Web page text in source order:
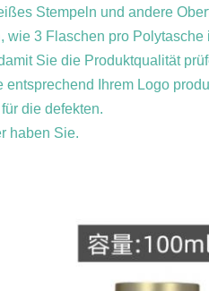
Stempeln und andere
wie 3 Flaschen pro Polytasche
Sie die Produktqualität
Ihrem Logo
die defekten.
haben Sie.